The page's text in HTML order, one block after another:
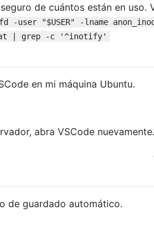
de cuántos están en uso.
-user "$USER" -lname
| grep -c '^inotify'
en mi máquina Ubuntu.
abra VSCode nuevamente.
de guardado automático.